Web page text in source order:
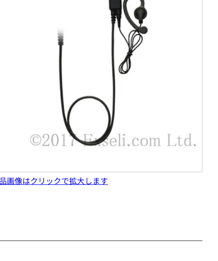
画像はクリックで拡大します